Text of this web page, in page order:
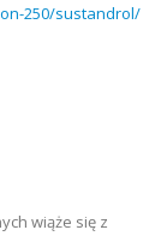
250/sustandrol/
wiąże się z